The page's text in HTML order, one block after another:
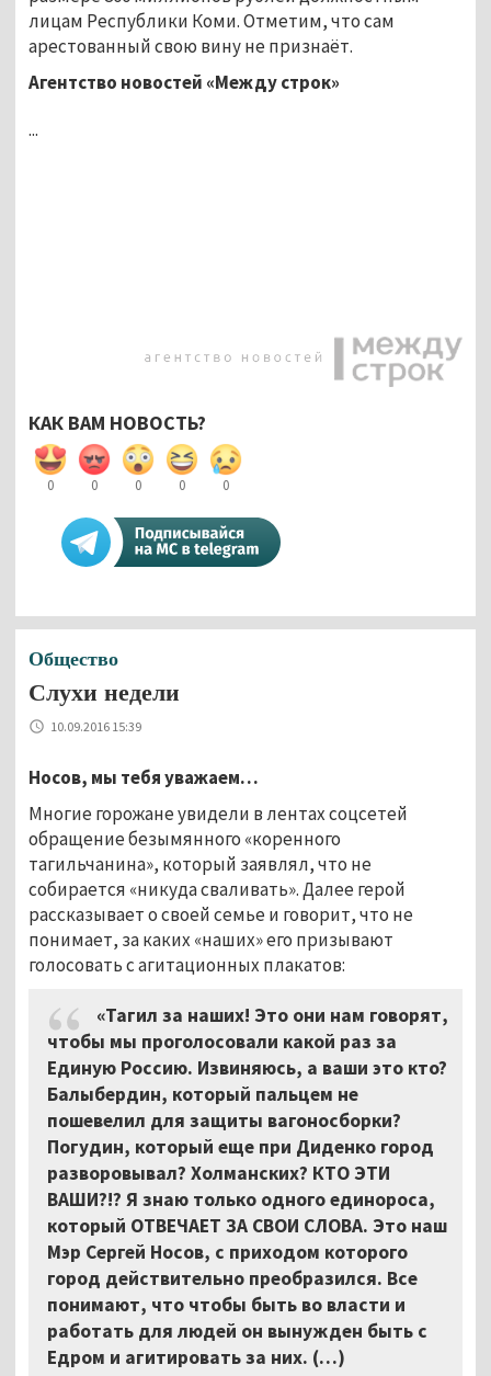
лицам Республики Коми. Отметим, что сам
арестованный свою вину не признаёт.
Агентство новостей «Между строк»
...
КАК ВАМ НОВОСТЬ?
0 0 0 0 0
Общество
Слухи недели
10.09.2016 15:39
Носов, мы тебя уважаем…
Многие горожане увидели в лентах соцсетей
обращение безымянного «коренного
тагильчанина», который заявлял, что не
собирается «никуда сваливать». Далее герой
рассказывает о своей семье и говорит, что не
понимает, за каких «наших» его призывают
голосовать с агитационных плакатов:
«Тагил за наших! Это они нам говорят,
чтобы мы проголосовали какой раз за
Единую Россию. Извиняюсь, а ваши это кто?
Балыбердин, который пальцем не
пошевелил для защиты вагоносборки?
Погудин, который еще при Диденко город
разворовывал? Холманских? КТО ЭТИ
ВАШИ?!? Я знаю только одного единороса,
который ОТВЕЧАЕТ ЗА СВОИ СЛОВА. Это наш
Мэр Сергей Носов, с приходом которого
город действительно преобразился. Все
понимают, что чтобы быть во власти и
работать для людей он вынужден быть с
Едром и агитировать за них. (…)